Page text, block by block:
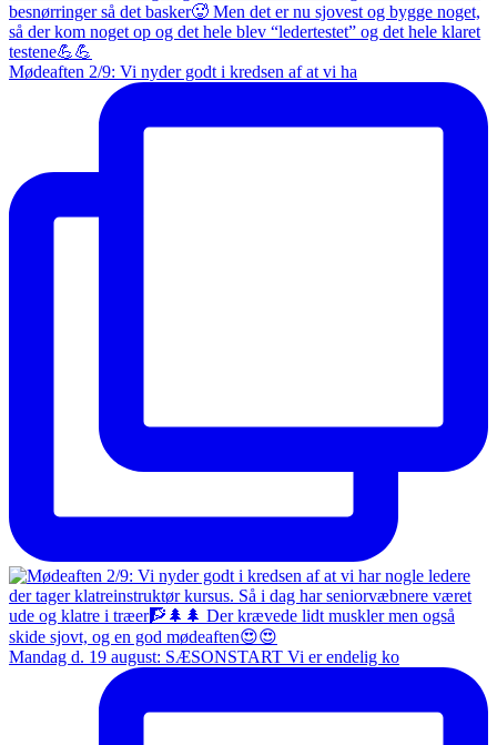
Mødeaften 2/9: Vi nyder godt i kredsen af at vi ha
Mandag d. 19 august: SÆSONSTART Vi er endelig ko